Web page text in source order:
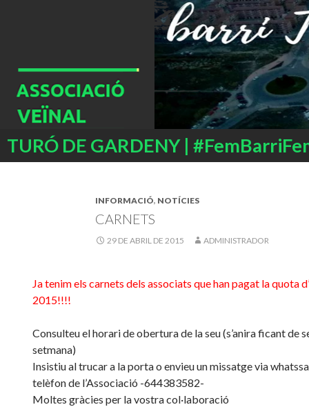
TURÓ DE GARDENY |
Buscar
INFORMACIÓ, NOTÍCIES
CARNETS
29 DE ABRIL DE 2015 ADMINISTRADOR
Ja tenim els carnets dels associats que han pagat la quota
2015!!!!
Consulteu el horari de obertura de la seu (s’anira ficant de
setmana)
Insistiu al trucar a la porta o envieu un missatge via
telèfon de l’Associació -644383582-
Moltes gràcies per la vostra col·laboració